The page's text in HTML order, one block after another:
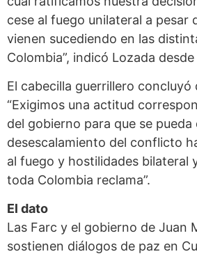
cese al fuego unilateral a pesar
vienen sucediendo en las
Colombia”, indicó Lozada desde
El cabecilla guerrillero concluyó
“Exigimos una actitud
del gobierno para que se pueda
desescalamiento del conflicto
al fuego y hostilidades bilateral
toda Colombia reclama”.
El dato
Las Farc y el gobierno de Juan
sostienen diálogos de paz en